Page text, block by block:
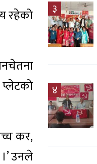
रहेको
कर,
उनले
३
४